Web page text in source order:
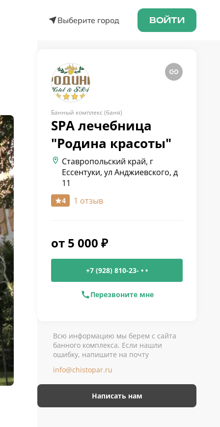
Выберите город ВОЙТИ
Банный комплекс (баня)
SPA лечебница
"Родина красоты"
Ставропольский край, г
Ессентуки, ул Анджиевского, д
11
4 1 отзыв
от 5 000 ₽
+7 (928) 810-23- • •
Перезвоните мне
Всю информацию мы берем с сайта
банного комплекса. Если нашли
ошибку, напишите на почту
info@chistopar.ru
Написать нам